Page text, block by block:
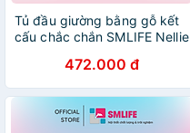
Tủ đầu giường bằng gỗ kết
cấu chắc chắn SMLIFE Nellie
472.000 đ